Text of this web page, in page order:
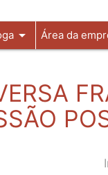
arrow_drop_down Área da